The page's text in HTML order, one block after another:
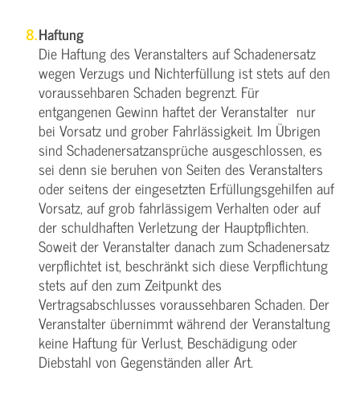
Haftung
Die Haftung des Veranstalters auf Schadenersatz
wegen Verzugs und Nichterfüllung ist stets auf den
voraussehbaren Schaden begrenzt. Für
entgangenen Gewinn haftet der Veranstalter nur
bei Vorsatz und grober Fahrlässigkeit. Im Übrigen
sind Schadenersatzansprüche ausgeschlossen, es
sei denn sie beruhen von Seiten des Veranstalters
oder seitens der eingesetzten Erfüllungsgehilfen auf
Vorsatz, auf grob fahrlässigem Verhalten oder auf
der schuldhaften Verletzung der Hauptpflichten.
Soweit der Veranstalter danach zum Schadenersatz
verpflichtet ist, beschränkt sich diese Verpflichtung
stets auf den zum Zeitpunkt des
Vertragsabschlusses voraussehbaren Schaden. Der
Veranstalter übernimmt während der Veranstaltung
keine Haftung für Verlust, Beschädigung oder
Diebstahl von Gegenständen aller Art.